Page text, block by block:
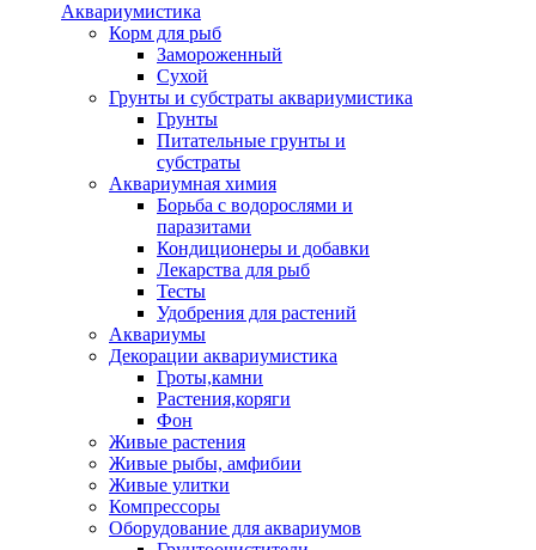
Аквариумистика
Корм для рыб
Замороженный
Сухой
Грунты и субстраты аквариумистика
Грунты
Питательные грунты и
субстраты
Аквариумная химия
Борьба с водорослями и
паразитами
Кондиционеры и добавки
Лекарства для рыб
Тесты
Удобрения для растений
Аквариумы
Декорации аквариумистика
Гроты,камни
Растения,коряги
Фон
Живые растения
Живые рыбы, амфибии
Живые улитки
Компрессоры
Оборудование для аквариумов